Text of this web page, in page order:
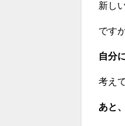
新し
です
自分
考え
あと